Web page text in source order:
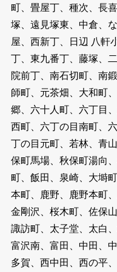
町、畳屋丁、種次、長
塚、遠見塚東、中倉、
屋、西新丁、日辺 八軒
丁、東九番丁、藤塚、
院前丁、南石切町、南
師町、元茶畑、大和町
郷、六十人町、六丁目
西町、六丁の目南町、
丁の目元町、若林、青
保町馬場、秋保町湯向
町、飯田、泉崎、大塒
本町、鹿野、鹿野本町
金剛沢、桜木町、佐保
諏訪町、太子堂、太白
富沢南、富田、中田、
多賀、西中田、西の平